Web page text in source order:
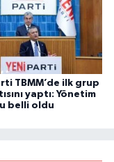
TBMM’de ilk grup
yaptı: Yönetim
belli oldu